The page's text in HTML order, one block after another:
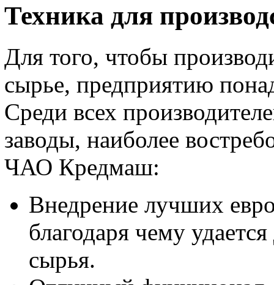
Техника для
Для того, чтобы
сырье, предприятию
Среди всех
заводы, наиболее
ЧАО Кредмаш:
Внедрение лучших
благодаря чему
сырья.